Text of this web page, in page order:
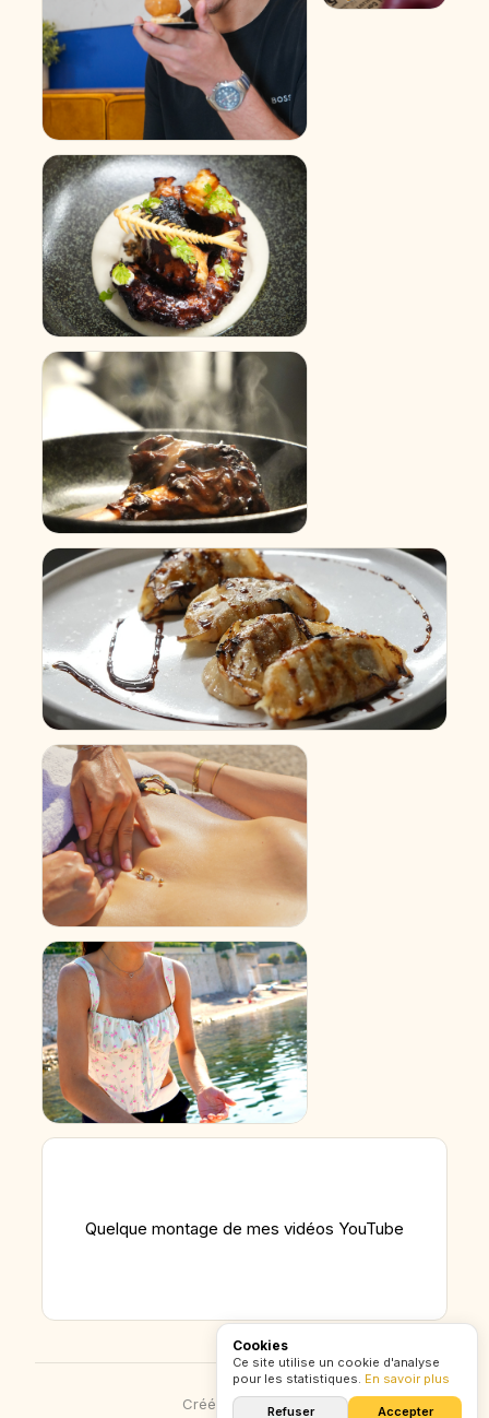
Quelque montage de mes vidéos YouTube
Créé avec CXZ.
Cookies
Ce site utilise un cookie d'analyse
pour les statistiques. En savoir plus
Refuser Accepter